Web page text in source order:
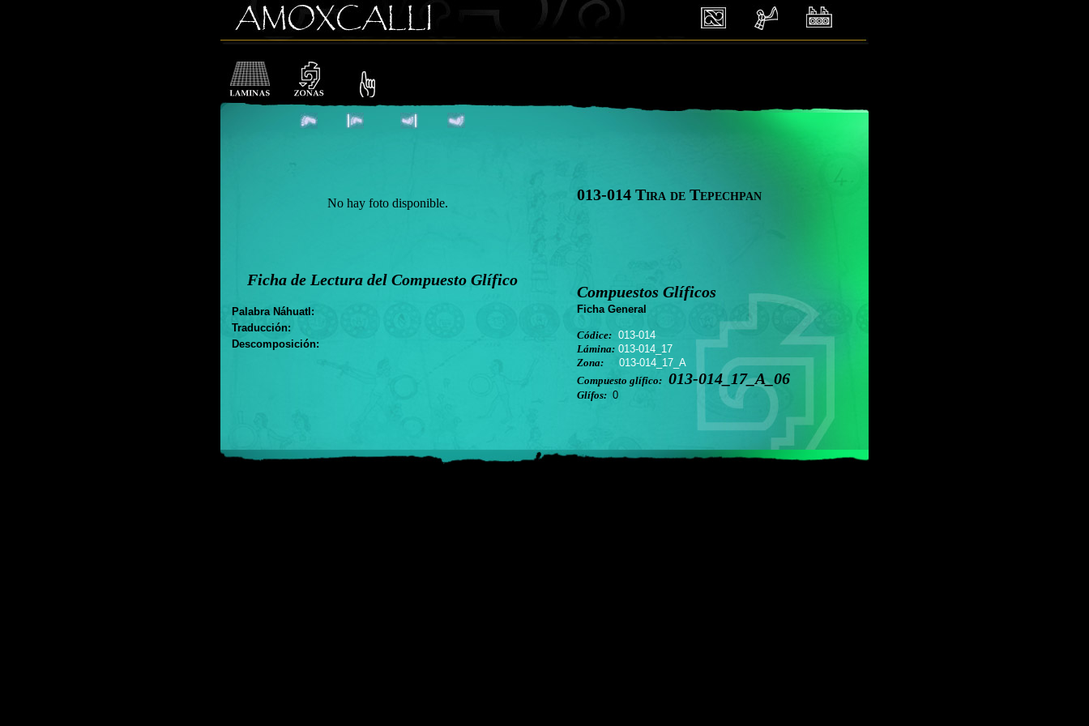
No hay foto disponible.
Ficha de Lectura del Compuesto Glífico
Palabra Náhuatl:
Traducción:
Descomposición:
013-014 Tira de Tepechpan
Compuestos Glíficos
Ficha General
Códice: 013-014
Lámina: 013-014_17
Zona:
013-014_17_A
Compuesto glífico: 013-014_17_A_06
Glífos: 0